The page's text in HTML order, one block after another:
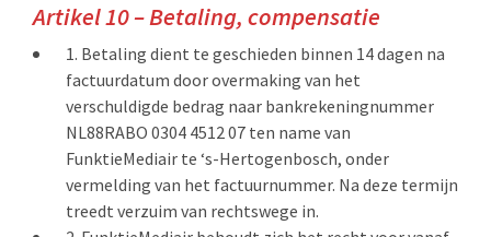
Artikel 10 – Betaling, compensatie
Betaling dient te geschieden binnen 14 dagen na
factuurdatum door overmaking van het
verschuldigde bedrag naar bankrekeningnummer
NL88RABO 0304 4512 07 ten name van
FunktieMediair te ‘s-Hertogenbosch, onder
vermelding van het factuurnummer. Na deze termijn
treedt verzuim van rechtswege in.